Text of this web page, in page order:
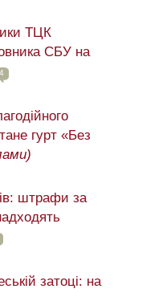
ТЦК
СБУ на
гурт «Без
штрафи за
затоці: на